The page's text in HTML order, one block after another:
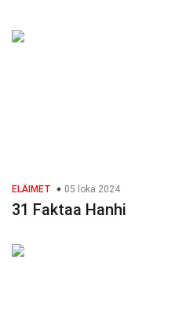
ELÄIMET 05 loka 2024
31 Faktaa Hanhi